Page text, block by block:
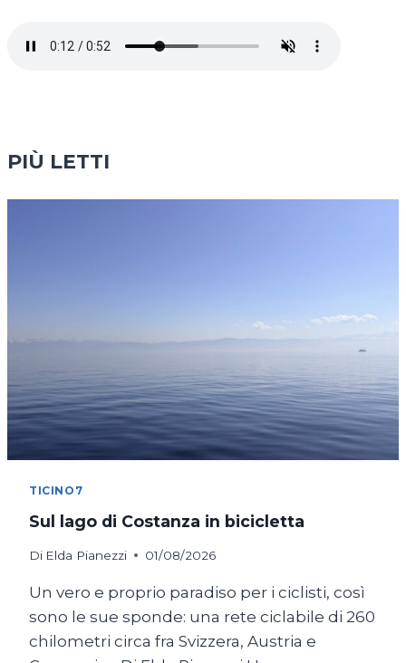
PIÙ LETTI
TICINO7
Sul lago di Costanza in bicicletta
Di Elda Pianezzi 01/08/2026
Un vero e proprio paradiso per i ciclisti, così
sono le sue sponde: una rete ciclabile di 260
chilometri circa fra Svizzera, Austria e